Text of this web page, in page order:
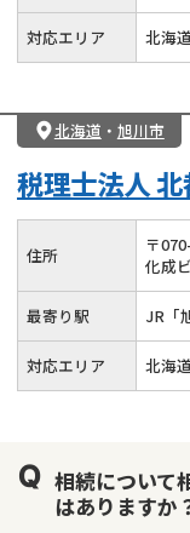
対応エリア 北海道
北海道 ・ 旭川市
税理士法人
住所 〒070-
化成
最寄り駅 JR「
対応エリア 北海道
相続について
はありますか